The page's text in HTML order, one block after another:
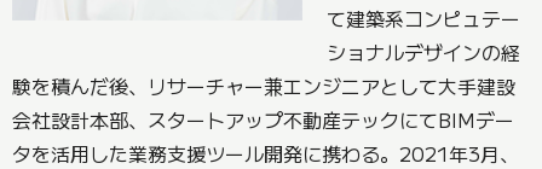
て建築系コンピュテー
ショナルデザインの経
験を積んだ後、リサーチャー兼エンジニアとして大手建設
会社設計本部、スタートアップ不動産テックにてBIMデー
タを活用した業務支援ツール開発に携わる。2021年3月、